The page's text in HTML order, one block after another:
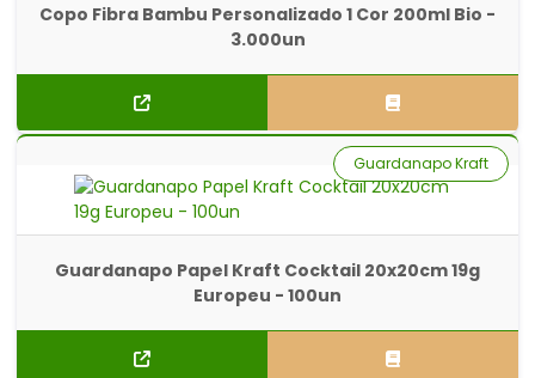
Copo Fibra Bambu Personalizado 1 Cor 200ml Bio -
3.000un
Guardanapo Papel Kraft Cocktail 20x20cm 19g
Europeu - 100un
Guardanapo Kraft